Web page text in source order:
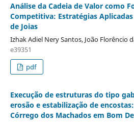
Análise da Cadeia de Valor como
Competitiva: Estratégias
de Joias
Izhak Adiel Nery Santos, João Florêncio
e39351
pdf
Execução de estruturas do tipo
erosão e estabilização de
Córrego dos Machados em Bom